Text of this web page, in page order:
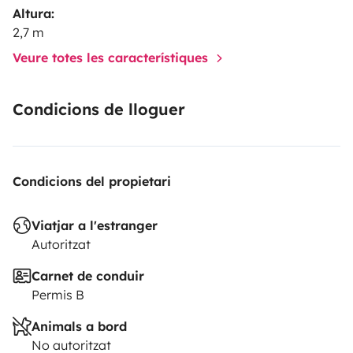
(Maße ca 1,15 x 0,85 cm).
KFZ vom Mieter unter dem Carport geparkt werden,
wo sonst der Camper steht.Weitere Details gerne
Altura:
2,7 m
Veure totes les característiques
Condicions de lloguer
Condicions del propietari
Viatjar a l'estranger
Autoritzat
Carnet de conduir
Permis B
Animals a bord
No autoritzat